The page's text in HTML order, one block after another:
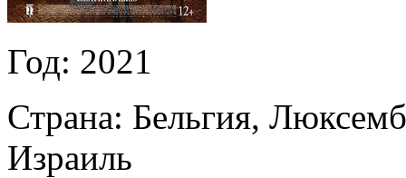
Год: 2021
Страна: Бельгия,
Израиль